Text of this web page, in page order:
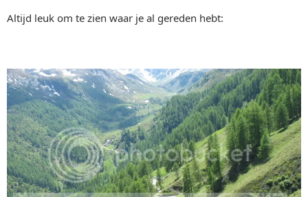
Altijd leuk om te zien waar je al gereden hebt: